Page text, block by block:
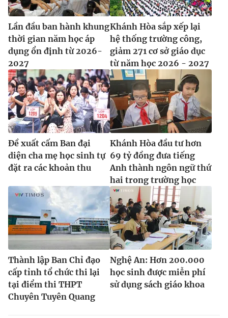
Lần đầu ban hành khung
thời gian năm học áp
dụng ổn định từ 2026-
2027
Khánh Hòa sắp xếp lại
hệ thống trường công,
giảm 271 cơ sở giáo dục
từ năm học 2026 - 2027
Đề xuất cấm Ban đại
diện cha mẹ học sinh tự
đặt ra các khoản thu
Khánh Hòa đầu tư hơn
69 tỷ đồng đưa tiếng
Anh thành ngôn ngữ thứ
hai trong trường học
Thành lập Ban Chỉ đạo
cấp tỉnh tổ chức thi lại
tại điểm thi THPT
Chuyên Tuyên Quang
Nghệ An: Hơn 200.000
học sinh được miễn phí
sử dụng sách giáo khoa